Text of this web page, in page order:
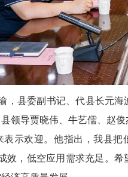
，县委副书记、代县长元
领导贾晓伟、牛艺儒、赵俊
表示欢迎。他指出，我县
效，低空应用需求充足。